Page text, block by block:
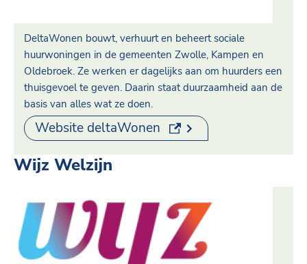
DeltaWonen bouwt, verhuurt en beheert sociale
huurwoningen in de gemeenten Zwolle, Kampen en
Oldebroek. Ze werken er dagelijks aan om huurders een
thuisgevoel te geven. Daarin staat duurzaamheid aan de
basis van alles wat ze doen.
Website deltaWonen (externe link)
Wijz Welzijn